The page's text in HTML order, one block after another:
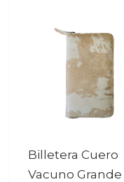
Billetera Cuero
Vacuno Grande